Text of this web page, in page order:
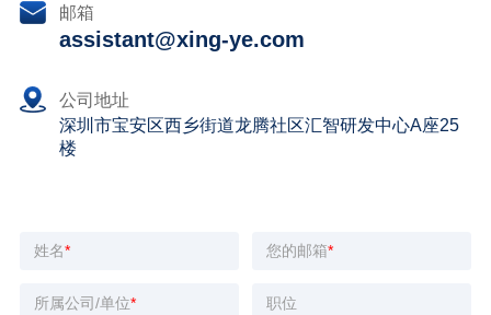
邮箱
assistant@xing-ye.com
公司地址
深圳市宝安区西乡街道龙腾社区汇智研发中心A座25
楼
姓名 您的邮箱
所属公司/单位 职位